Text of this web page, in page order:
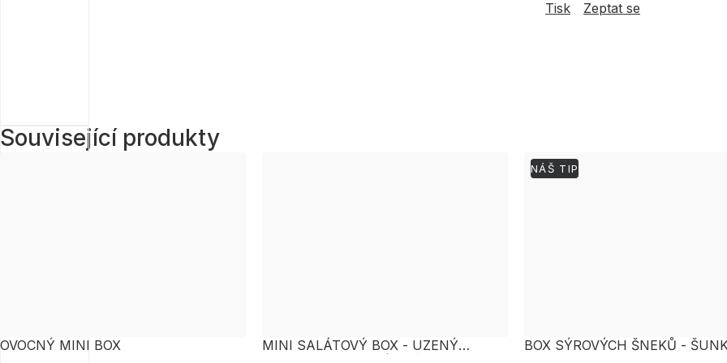
Tisk Zeptat se
Související produkty
OVOCNÝ MINI BOX
MINI SALÁTOVÝ BOX - UZENÝ
NÁŠ TIP
BOX SÝROVÝCH ŠNEKŮ -